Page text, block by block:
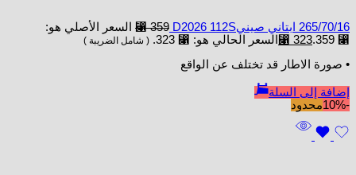
265/70/16 ابتاني صينيD2026 112S ⃁359
السعر الأصلي هو:
⃁ 359.
⃁ 323 السعر الحالي هو: ⃁ 323. ( شامل الضريبة )
• صورة الاطار قد تختلف عن الواقع
إضافة إلى السلة
-10%
محدود